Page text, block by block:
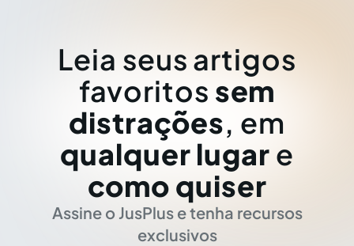
Leia seus artigos
favoritos sem
distrações, em
qualquer lugar e
como quiser
Assine o JusPlus e tenha recursos
exclusivos